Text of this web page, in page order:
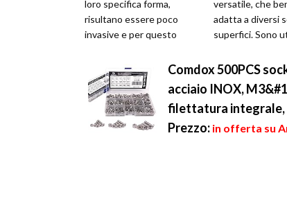
loro specifica forma,
risultano essere poco
invasive e per questo
versatile, che
adatta a diversi
superfici. Sono
Comdox 500PCS
acciaio INOX,
filettatura integrale,
Prezzo: in offerta su